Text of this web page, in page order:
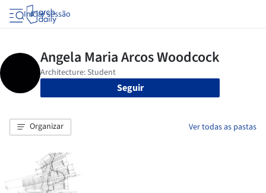
Iniciar sessão
Seguir
Organizar Ver todas as pastas